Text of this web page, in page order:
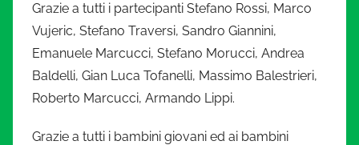
Grazie a tutti i partecipanti Stefano Rossi, Marco
Vujeric, Stefano Traversi, Sandro Giannini,
Emanuele Marcucci, Stefano Morucci, Andrea
Baldelli, Gian Luca Tofanelli, Massimo Balestrieri,
Roberto Marcucci, Armando Lippi.
Grazie a tutti i bambini giovani ed ai bambini